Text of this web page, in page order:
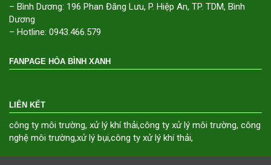
– Bình Dương: 196 Phan Đăng Lưu, P. Hiệp An, TP. TDM, Bình
Dương
– Hotline: 0943.466.579
FANPAGE HÒA BÌNH XANH
LIÊN KẾT
công ty môi trường, xử lý khí thải,công ty xử lý môi trường, công
nghệ môi trường,xử lý bụi,công ty xử lý khí thải,